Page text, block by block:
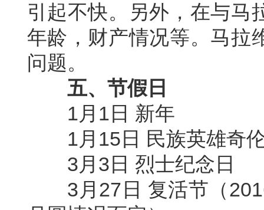
引起不快。另外，在与马
年龄，财产情况等。马拉
问题。
五、节假日
1月 1 日 新年
1月 15 日 民族英雄奇
3月 3 日 烈士纪念日
3 月 27 日 复活节（